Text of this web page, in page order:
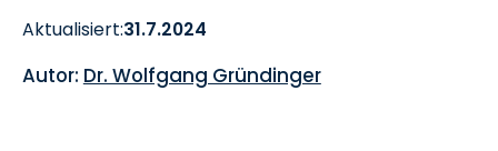
Aktualisiert:31.7.2024
Autor: Dr. Wolfgang Gründinger